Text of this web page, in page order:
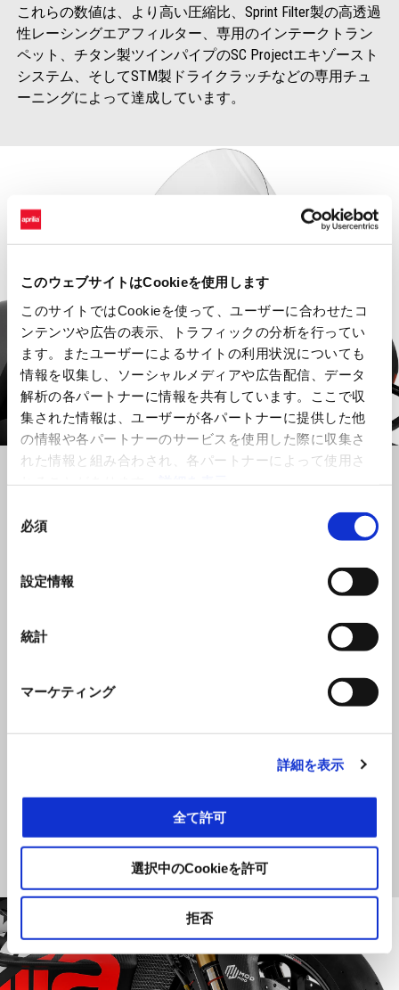
このウェブサイトはCookieを使用します
このサイトではCookieを使って、ユーザーに合わせたコ
ンテンツや広告の表示、トラフィックの分析を行ってい
ます。またユーザーによるサイトの利用状況についても
情報を収集し、ソーシャルメディアや広告配信、データ
解析の各パートナーに情報を共有しています。ここで収
集された情報は、ユーザーが各パートナーに提供した他
の情報や各パートナーのサービスを使用した際に収集さ
れた情報と組み合わされ、各パートナーによって使用さ
必須
設定情報
統計
マーケティング
詳細を表示
全て許可
選択中のCookieを許可
拒否
これらの数値は、より高い圧縮比、Sprint Filter製の高透過
性レーシングエアフィルター、専用のインテークトラン
ペット、チタン製ツインパイプのSC Projectエキゾースト
システム、そしてSTM製ドライクラッチなどの専用チュ
ーニングによって達成しています。
エレクトロニクス
すべての電子制御システムは、Aprilia Racingが開発した
マックス・ビアッジがRSV4を駆り WSBKのタイトル獲得
に大いに貢献したユニットの最も新しく進化した物で
このECU は、レースで使用されているものと全く同じレ
ーシングレベルのストラテジーを採用し、ライディング
スタイルやサーキットのコンディションに合わせてパラ
メータを完全にカスタマイズが可能です。さらに、パフ
APX システムは、ウィリーコントロール、トラクション
GPSモジュールが内蔵され、さらにECUの管理と微調整用
の専用ソフトウェアがプリロードされたYashiラップトッ
プpパソコンも付属しています。